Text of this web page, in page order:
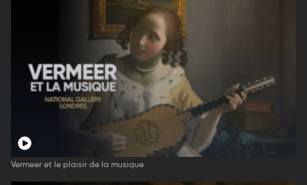
Vermeer et le plaisir de la musique